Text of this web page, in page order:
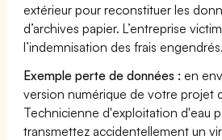
extérieur pour reconstituer les
d’archives papier. L’entreprise
l’indemnisation des frais engendrés.
Exemple perte de données : en
version numérique de votre projet
Technicienne d'exploitation d'eau
transmettez accidentellement un